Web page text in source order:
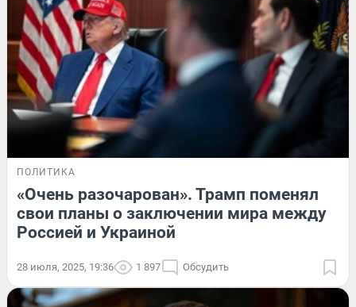
ПОЛИТИКА
«Очень разочарован». Трамп поменял
свои планы о заключении мира между
Россией и Украиной
28 июля, 2025, 19:36 1 897 Обсудить